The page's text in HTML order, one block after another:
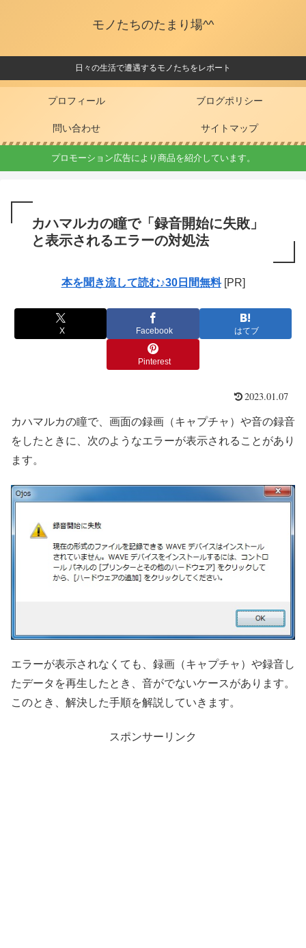
モノたちのたまり場^^
日々の生活で遭遇するモノたちをレポート
プロフィール ブログポリシー
問い合わせ サイトマップ
プロモーション広告により商品を紹介しています。
カハマルカの瞳で「録音開始に失敗」
と表示されるエラーの対処法
本を聞き流して読む♪30日間無料[PR]
X Facebook はてブ
Pinterest
2023.01.07
カハマルカの瞳で、画面の録画（キャプチャ）や音の録音
をしたときに、次のようなエラーが表示されることがあり
ます。
エラーが表示されなくても、録画（キャプチャ）や録音し
たデータを再生したとき、音がでないケースがあります。
このとき、解決した手順を解説していきます。
スポンサーリンク